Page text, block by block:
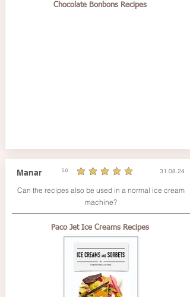
Chocolate Bonbons Recipes
Manar 5.0
la note moyenne est 5 sur 5 31.08.24
Can the recipes also be used in a normal ice cream
machine?
Paco Jet Ice Creams Recipes